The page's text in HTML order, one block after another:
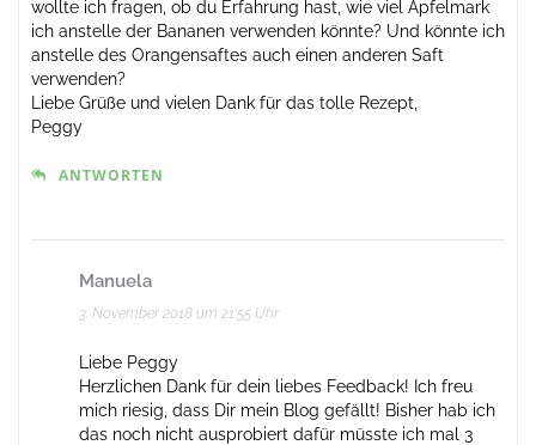
wollte ich fragen, ob du Erfahrung hast, wie viel Apfelmark
ich anstelle der Bananen verwenden könnte? Und könnte ich
anstelle des Orangensaftes auch einen anderen Saft
verwenden?
Liebe Grüße und vielen Dank für das tolle Rezept,
Peggy
ANTWORTEN
Manuela
3. November 2018 um 21:55 Uhr
Liebe Peggy
Herzlichen Dank für dein liebes Feedback! Ich freu
mich riesig, dass Dir mein Blog gefällt! Bisher hab ich
das noch nicht ausprobiert dafür müsste ich mal 3